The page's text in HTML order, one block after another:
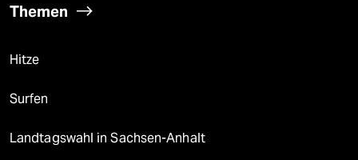
Themen
Hitze
Surfen
Landtagswahl in Sachsen-Anhalt